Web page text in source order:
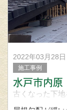
2022年03月28日
施工事例
水戸市内
古くなった下地